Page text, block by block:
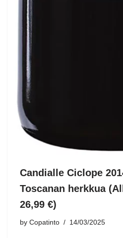
Candialle Ciclope
Toscanan herkkua
26,99 €)
by Copatinto 14/03/2025